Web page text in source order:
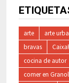
arte arte
bravas
cocina de autor
comer en